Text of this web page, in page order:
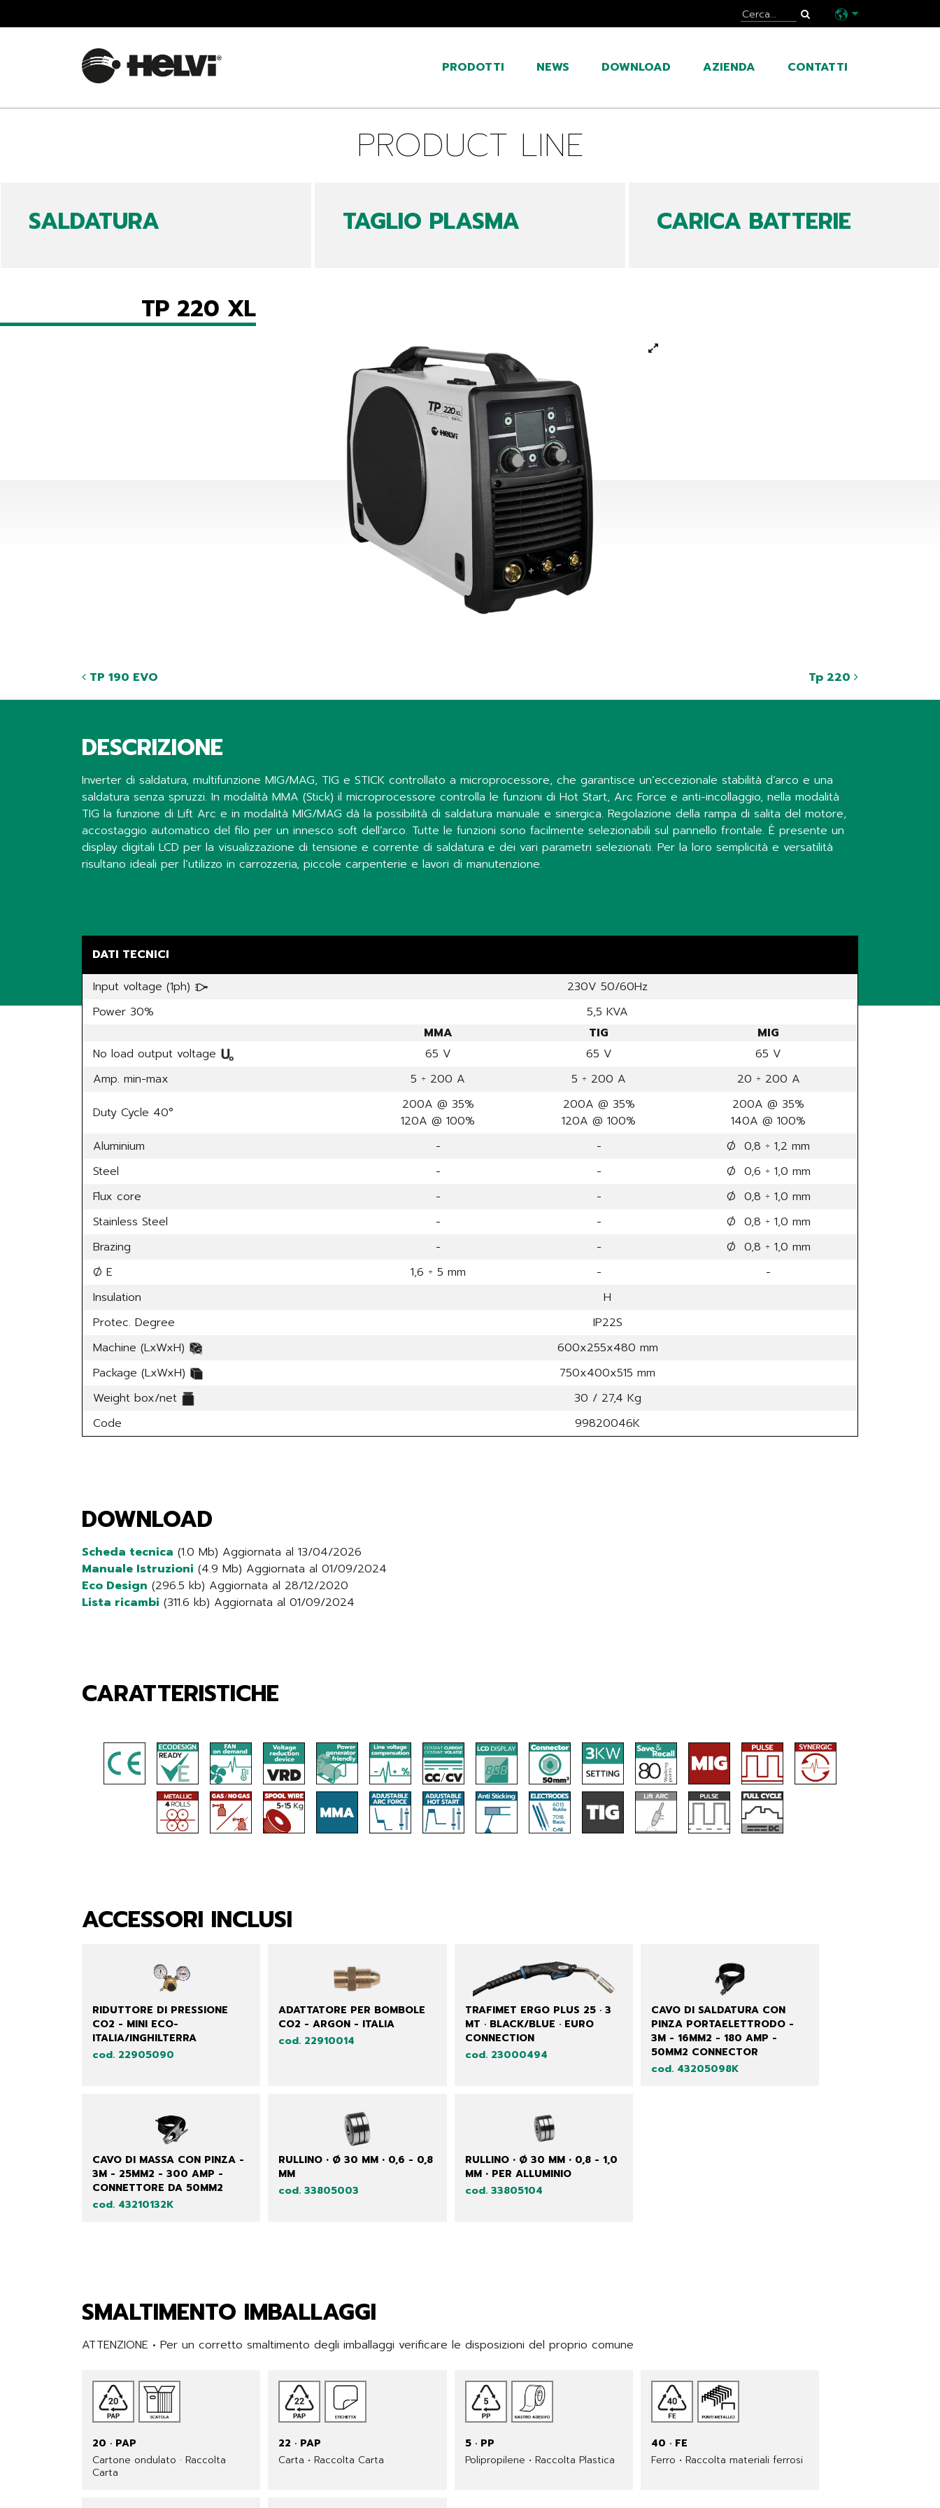
PRODOTTI NEWS DOWNLOAD AZIENDA CONTATTI
PRODUCT LINE
SALDATURA TAGLIO PLASMA CARICA BATTERIE
TP 220 XL
TP 190 EVO Tp 220
DESCRIZIONE
Inverter di saldatura, multifunzione MIG/MAG, TIG e STICK controllato a microprocessore, che garantisce un’eccezionale stabilità d’arco e una
saldatura senza spruzzi. In modalità MMA (Stick) il microprocessore controlla le funzioni di Hot Start, Arc Force e anti-incollaggio, nella modalità
TIG la funzione di Lift Arc e in modalità MIG/MAG dà la possibilità di saldatura manuale e sinergica. Regolazione della rampa di salita del motore,
accostaggio automatico del filo per un innesco soft dell’arco. Tutte le funzioni sono facilmente selezionabili sul pannello frontale. È presente un
display digitali LCD per la visualizzazione di tensione e corrente di saldatura e dei vari parametri selezionati. Per la loro semplicità e versatilità
risultano ideali per l’utilizzo in carrozzeria, piccole carpenterie e lavori di manutenzione.
DATI TECNICI
Input voltage (1ph)
230V 50/60Hz
Power 30%
5,5 KVA
MMA
TIG
MIG
No load output voltage
65 V 65 V
65 V
Amp. min-max
5 ÷ 200 A 5 ÷ 200 A
20 ÷ 200 A
Duty Cycle 40°
200A @ 35%
120A @ 100%
200A @ 35%
120A @ 100%
200A @ 35%
140A @ 100%
Aluminium
- -
Ø 0,8 ÷ 1,2 mm
Steel
- -
Ø 0,6 ÷ 1,0 mm
Flux core
- -
Ø 0,8 ÷ 1,0 mm
Stainless Steel
- -
Ø 0,8 ÷ 1,0 mm
Brazing
- -
Ø 0,8 ÷ 1,0 mm
Ø E
1,6 ÷ 5 mm -
-
Insulation
H
Protec. Degree
IP22S
Machine (LxWxH)
600x255x480 mm
Package (LxWxH)
750x400x515 mm
Weight box/net
30 / 27,4 Kg
Code
99820046K
DOWNLOAD
Scheda tecnica (1.0 Mb) Aggiornata al 13/04/2026
Manuale Istruzioni (4.9 Mb) Aggiornata al 01/09/2024
Eco Design (296.5 kb) Aggiornata al 28/12/2020
Lista ricambi (311.6 kb) Aggiornata al 01/09/2024
CARATTERISTICHE
ACCESSORI INCLUSI
RIDUTTORE DI PRESSIONE
CO2 - MINI ECO-
ITALIA/INGHILTERRA
cod. 22905090
ADATTATORE PER BOMBOLE
CO2 - ARGON - ITALIA
cod. 22910014
TRAFIMET ERGO PLUS 25 · 3
MT · BLACK/BLUE · EURO
CONNECTION
cod. 23000494
CAVO DI SALDATURA CON
PINZA PORTAELETTRODO -
3M - 16MM2 - 180 AMP -
50MM2 CONNECTOR
cod. 43205098K
CAVO DI MASSA CON PINZA -
3M - 25MM2 - 300 AMP -
CONNETTORE DA 50MM2
cod. 43210132K
RULLINO • Ø 30 MM • 0,6 - 0,8
MM
cod. 33805003
RULLINO • Ø 30 MM • 0,8 - 1,0
MM • PER ALLUMINIO
cod. 33805104
SMALTIMENTO IMBALLAGGI
ATTENZIONE • Per un corretto smaltimento degli imballaggi verificare le disposizioni del proprio comune
20 · PAP
Cartone ondulato · Raccolta
Carta
22 · PAP
Carta • Raccolta Carta
5 · PP
Polipropilene • Raccolta Plastica
40 · FE
Ferro • Raccolta materiali ferrosi